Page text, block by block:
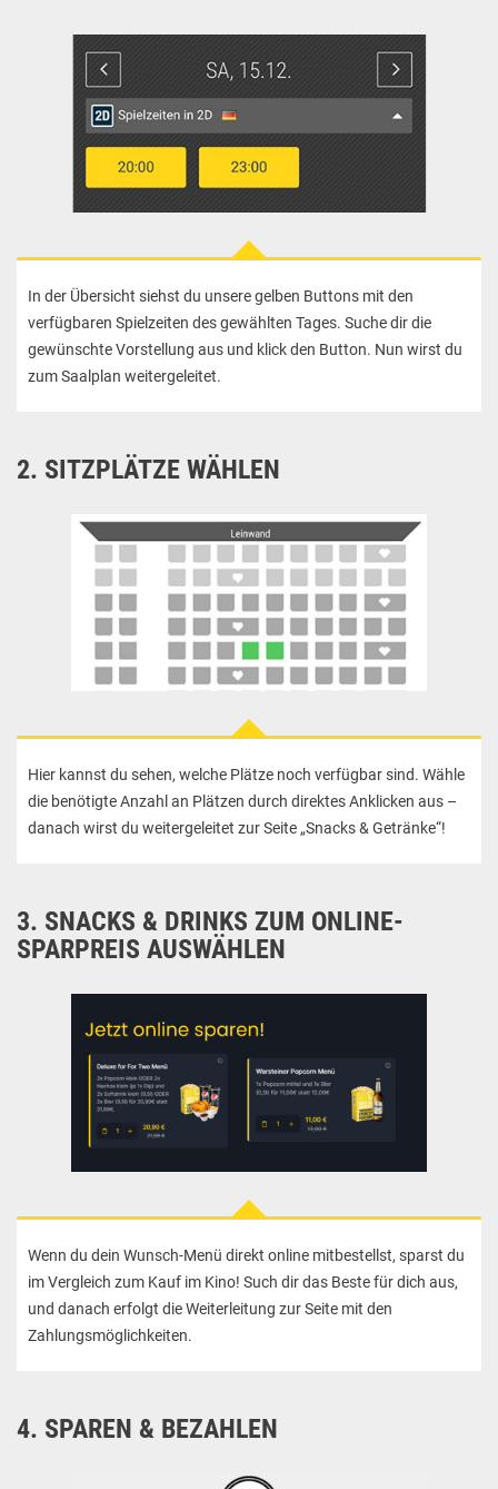
In der Übersicht siehst du unsere gelben Buttons mit den
verfügbaren Spielzeiten des gewählten Tages. Suche dir die
gewünschte Vorstellung aus und klick den Button. Nun wirst du
zum Saalplan weitergeleitet.
2. SITZPLÄTZE WÄHLEN
Hier kannst du sehen, welche Plätze noch verfügbar sind. Wähle
die benötigte Anzahl an Plätzen durch direktes Anklicken aus –
danach wirst du weitergeleitet zur Seite „Snacks & Getränke“!
3. SNACKS & DRINKS ZUM ONLINE-
SPARPREIS AUSWÄHLEN
Wenn du dein Wunsch-Menü direkt online mitbestellst, sparst du
im Vergleich zum Kauf im Kino! Such dir das Beste für dich aus,
und danach erfolgt die Weiterleitung zur Seite mit den
Zahlungsmöglichkeiten.
4. SPAREN & BEZAHLEN